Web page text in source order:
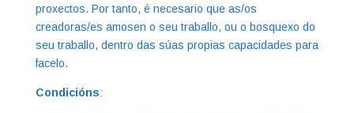
proxectos. Por tanto, é necesario que as/os
creadoras/es amosen o seu traballo, ou o bosquexo do
seu traballo, dentro das súas propias capacidades para
facelo.
Condicións: